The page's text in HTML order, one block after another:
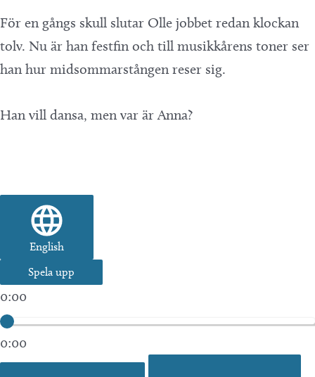
För en gångs skull slutar Olle jobbet redan klockan
tolv. Nu är han festfin och till musikkårens toner ser
han hur midsommarstången reser sig.
Han vill dansa, men var är Anna?
English
Spela upp
0:00
0:00